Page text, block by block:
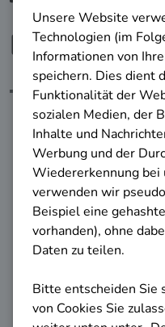
Test zur
Finden Sie
Ausbildung
Studium –